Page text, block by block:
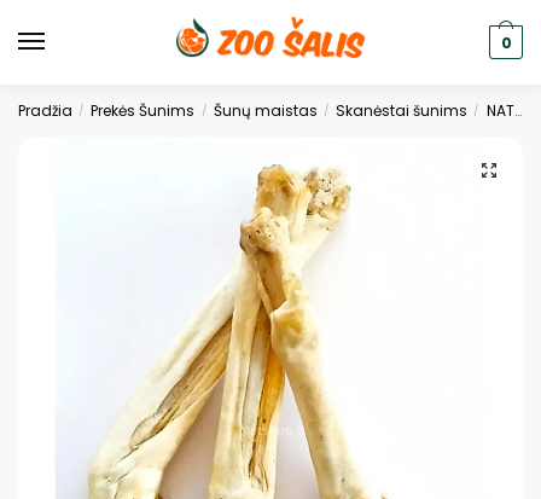
0
Pradžia / Prekės Šunims / Šunų maistas / Skanėstai šunims / NATŪRALŪS SKANĖSTAI